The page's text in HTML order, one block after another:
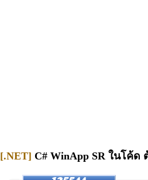
[.NET] C# WinApp SR ในโค้ด